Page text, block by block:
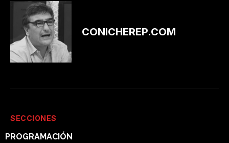
CONICHEREP.COM
SECCIONES
PROGRAMACIÓN